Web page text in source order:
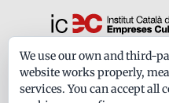
Formem part de:
We use our own and third-
website works properly,
services. You can accept all